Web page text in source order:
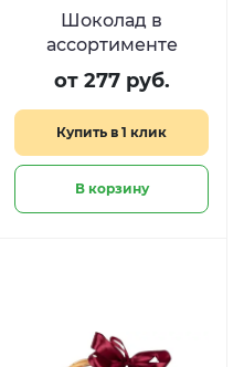
Шоколад в
ассортименте
от 277 руб.
Купить в 1 клик
В корзину